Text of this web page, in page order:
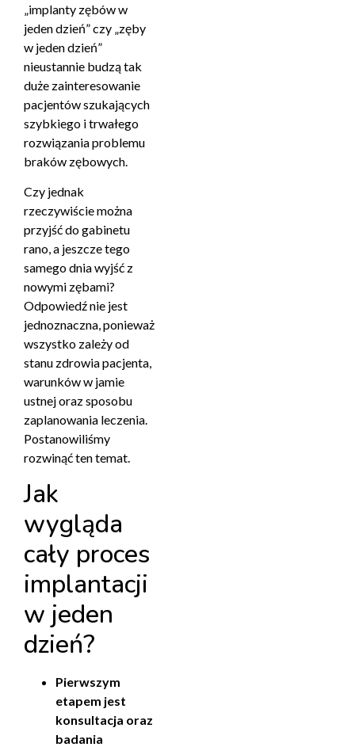
„implanty zębów w
jeden dzień” czy „zęby
w jeden dzień”
nieustannie budzą tak
duże zainteresowanie
pacjentów szukających
szybkiego i trwałego
rozwiązania problemu
braków zębowych.
Czy jednak
rzeczywiście można
przyjść do gabinetu
rano, a jeszcze tego
samego dnia wyjść z
nowymi zębami?
Odpowiedź nie jest
jednoznaczna, ponieważ
wszystko zależy od
stanu zdrowia pacjenta,
warunków w jamie
ustnej oraz sposobu
zaplanowania leczenia.
Postanowiliśmy
rozwinąć ten temat.
Jak
wygląda
cały proces
implantacji
w jeden
dzień?
Pierwszym
etapem jest
konsultacja oraz
badania